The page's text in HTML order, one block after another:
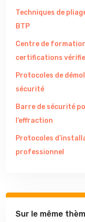
Techniques de
BTP
Centre de
certifications
Protocoles de
sécurité
Barre de sécurité
l’effraction
Protocoles
professionnel
Sur le même